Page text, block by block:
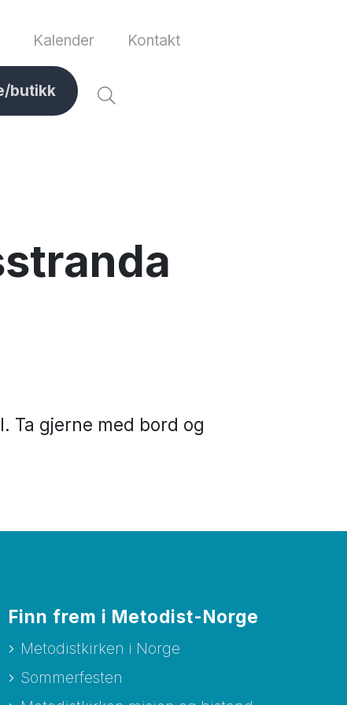
Kalender Kontakt
butikk
Ta gjerne med bord og
Finn frem i Metodist-Norge
Metodistkirken i Norge
Sommerfesten